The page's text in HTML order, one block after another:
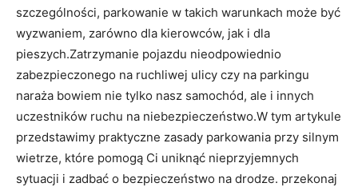
szczególności, parkowanie‍ w takich ​warunkach może być
wyzwaniem,‌ zarówno dla kierowców, jak⁢ i dla‍
pieszych.Zatrzymanie pojazdu nieodpowiednio
‌zabezpieczonego na ruchliwej ulicy czy ‍na parkingu
naraża⁣ bowiem​ nie⁣ tylko nasz samochód, ale⁣ i innych
⁤uczestników ​ruchu ⁢na niebezpieczeństwo.W tym⁤ artykule⁤
przedstawimy praktyczne zasady parkowania przy ⁤silnym
wietrze, które pomogą Ci⁣ uniknąć nieprzyjemnych
sytuacji i zadbać ⁤o ⁤bezpieczeństwo na‍ drodze.‌ przekonaj